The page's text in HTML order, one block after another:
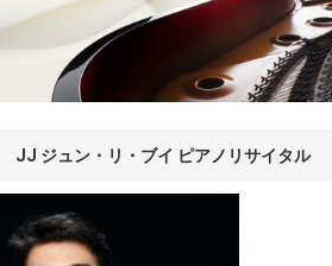
JJ ジュン・リ・ブイ ピアノリサイタル